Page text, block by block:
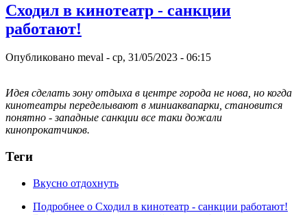
Сходил в кинотеатр - санкции
работают!
Опубликовано meval - ср, 31/05/2023 - 06:15
Идея сделать зону отдыха в центре города не нова, но когда
кинотеатры переделывают в миниаквапарки, становится
понятно - западные санкции все таки дожали
кинопрокатчиков.
Теги
Вкусно отдохнуть
Подробнее о Сходил в кинотеатр - санкции работают!